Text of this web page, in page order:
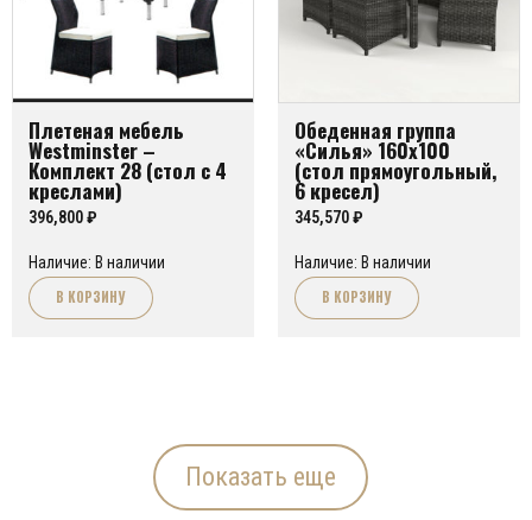
Плетеная мебель
Westminster –
Комплект 28 (стол с 4
креслами)
396,800₽
Наличие: В наличии
В КОРЗИНУ
Обеденная группа
«Силья» 160х100
(стол прямоугольный,
6 кресел)
345,570₽
Наличие: В наличии
В КОРЗИНУ
Показать еще